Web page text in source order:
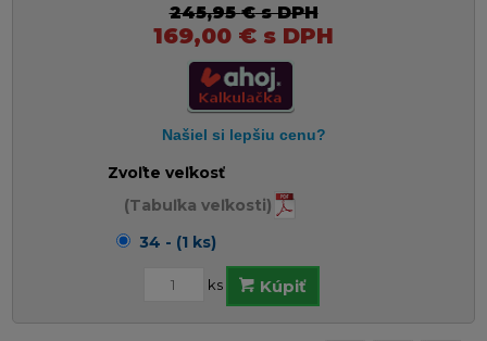
245,95 €s DPH
169,00 € s DPH
Zvoľte veľkosť
(Tabuľka veľkosti)
34 - (1 ks)
ks Kúpiť